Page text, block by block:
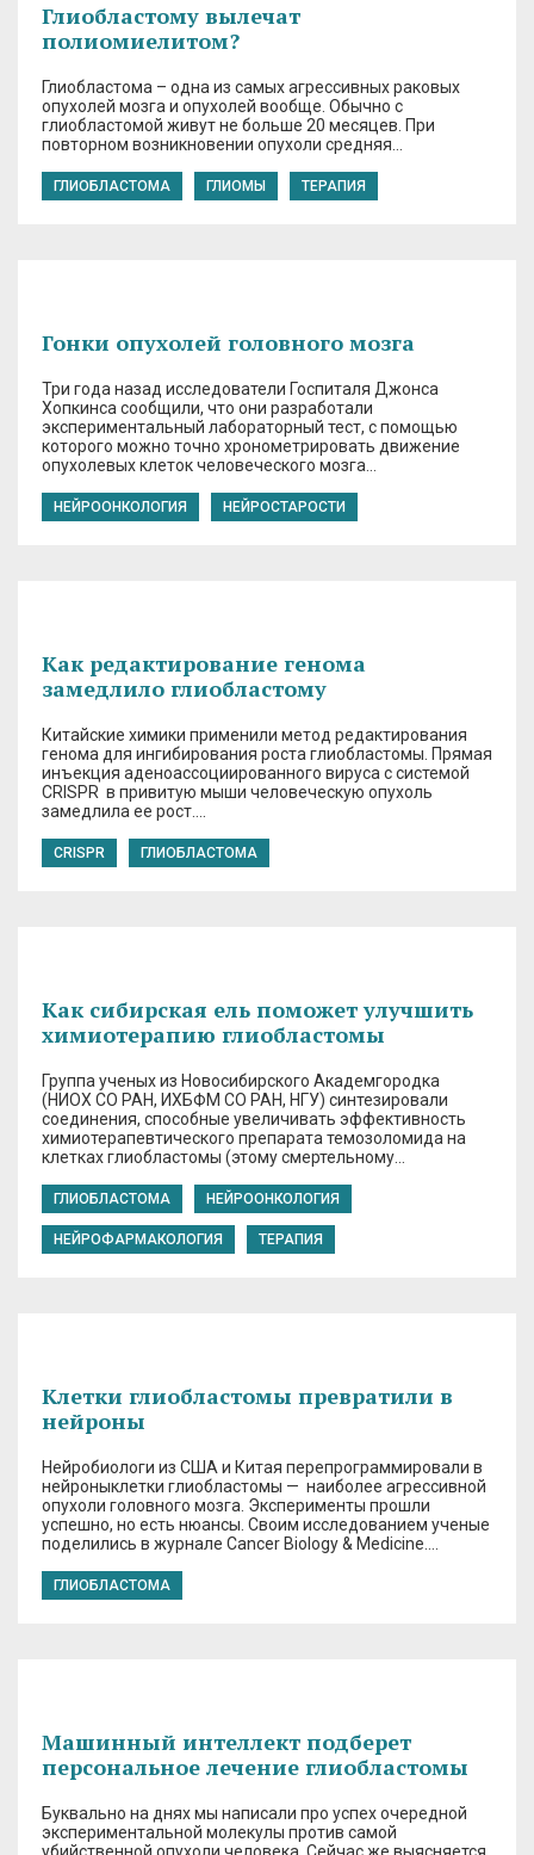
Глиобластому вылечат
полиомиелитом?
Глиобластома – одна из самых агрессивных раковых
опухолей мозга и опухолей вообще. Обычно с
глиобластомой живут не больше 20 месяцев. При
повторном возникновении опухоли средняя…
ГЛИОБЛАСТОМА ГЛИОМЫ ТЕРАПИЯ
Гонки опухолей головного мозга
Три года назад исследователи Госпиталя Джонса
Хопкинса сообщили, что они разработали
экспериментальный лабораторный тест, с помощью
которого можно точно хронометрировать движение
опухолевых клеток человеческого мозга…
НЕЙРООНКОЛОГИЯ НЕЙРОСТАРОСТИ
Как редактирование генома
замедлило глиобластому
Китайские химики применили метод редактирования
генома для ингибирования роста глиобластомы. Прямая
инъекция аденоассоциированного вируса с системой
CRISPR в привитую мыши человеческую опухоль
замедлила ее рост….
CRISPR ГЛИОБЛАСТОМА
Как сибирская ель поможет улучшить
химиотерапию глиобластомы
Группа ученых из Новосибирского Академгородка
(НИОХ СО РАН, ИХБФМ СО РАН, НГУ) синтезировали
соединения, способные увеличивать эффективность
химиотерапевтического препарата темозоломида на
клетках глиобластомы (этому смертельному…
ГЛИОБЛАСТОМА НЕЙРООНКОЛОГИЯ
НЕЙРОФАРМАКОЛОГИЯ ТЕРАПИЯ
Клетки глиобластомы превратили в
нейроны
Нейробиологи из США и Китая перепрограммировали в
нейроныклетки глиобластомы — наиболее агрессивной
опухоли головного мозга. Эксперименты прошли
успешно, но есть нюансы. Своим исследованием ученые
поделились в журнале Cancer Biology & Medicine….
ГЛИОБЛАСТОМА
Машинный интеллект подберет
персональное лечение глиобластомы
Буквально на днях мы написали про успех очередной
экспериментальной молекулы против самой